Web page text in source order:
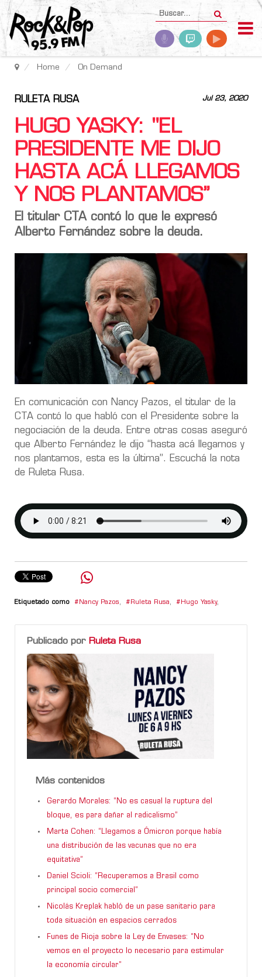
Home On Demand
Jul 23, 2020
RULETA RUSA
HUGO YASKY: "EL
PRESIDENTE ME DIJO
HASTA ACÁ LLEGAMOS
Y NOS PLANTAMOS”
El titular CTA contó lo que le expresó
Alberto Fernández sobre la deuda.
En comunicación con Nancy Pazos, el titular de la
CTA contó lo que habló con el Presidente sobre la
negociación de la deuda. Entre otras cosas aseguró
que Alberto Fernández le dijo “hasta acá llegamos y
nos plantamos, esta es la última”. Escuchá la nota
de Ruleta Rusa.
Etiquetado como Nancy Pazos, Ruleta Rusa, Hugo Yasky,
Publicado por Ruleta Rusa
Más contenidos
Gerardo Morales: “No es casual la ruptura del
bloque, es para dañar al radicalismo”
Marta Cohen: “Llegamos a Ómicron porque había
una distribución de las vacunas que no era
equitativa”
Daniel Scioli: “Recuperamos a Brasil como
principal socio comercial”
Nicolás Kreplak habló de un pase sanitario para
toda situación en espacios cerrados
Funes de Rioja sobre la Ley de Envases: “No
vemos en el proyecto lo necesario para estimular
la economía circular”